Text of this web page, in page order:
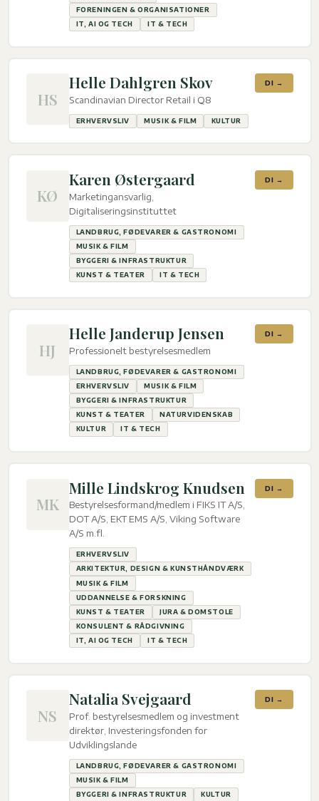
FORENINGEN & ORGANISATIONER
IT, AI OG TECH
IT & TECH
HS
Helle Dahlgren Skov
Scandinavian Director Retail i Q8
ERHVERVSLIV MUSIK & FILM KULTUR
DI →
KØ
Karen Østergaard
Marketingansvarlig,
Digitaliseringsinstituttet
LANDBRUG, FØDEVARER & GASTRONOMI
MUSIK & FILM
BYGGERI & INFRASTRUKTUR
KUNST & TEATER
IT & TECH
DI →
HJ
Helle Janderup Jensen
Professionelt bestyrelsesmedlem
LANDBRUG, FØDEVARER & GASTRONOMI
ERHVERVSLIV
MUSIK & FILM
BYGGERI & INFRASTRUKTUR
KUNST & TEATER
NATURVIDENSKAB
KULTUR
IT & TECH
DI →
MK
Mille Lindskrog Knudsen
Bestyrelsesformand/medlem i FIKS IT A/S,
DOT A/S, EKT EMS A/S, Viking Software
A/S m.fl.
ERHVERVSLIV
ARKITEKTUR, DESIGN & KUNSTHÅNDVÆRK
MUSIK & FILM
UDDANNELSE & FORSKNING
KUNST & TEATER
JURA & DOMSTOLE
KONSULENT & RÅDGIVNING
IT, AI OG TECH
IT & TECH
DI →
NS
Natalia Svejgaard
Prof. bestyrelsesmedlem og investment
direktør, Investeringsfonden for
Udviklingslande
LANDBRUG, FØDEVARER & GASTRONOMI
MUSIK & FILM
BYGGERI & INFRASTRUKTUR
KULTUR
DI →